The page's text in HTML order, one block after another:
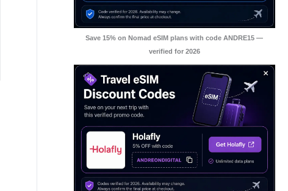
Save 15% on Nomad eSIM plans with code ANDRE15 —
verified for 2026